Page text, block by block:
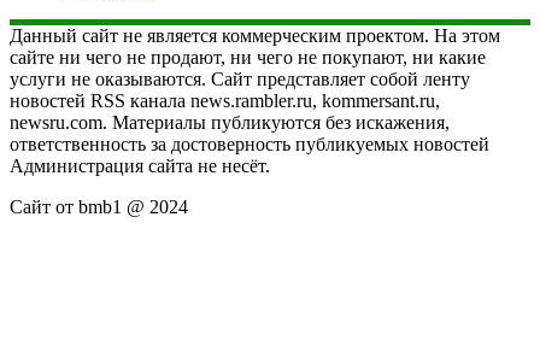
Данный сайт не является коммерческим проектом. На этом
сайте ни чего не продают, ни чего не покупают, ни какие
услуги не оказываются. Сайт представляет собой ленту
новостей RSS канала news.rambler.ru, kommersant.ru,
newsru.com. Материалы публикуются без искажения,
ответственность за достоверность публикуемых новостей
Администрация сайта не несёт.
Сайт от bmb1 @ 2024